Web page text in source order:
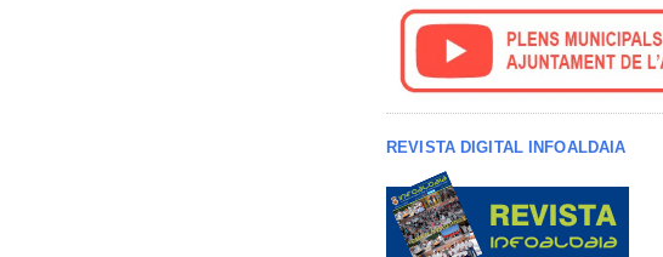
REVISTA DIGITAL INFOALDAIA